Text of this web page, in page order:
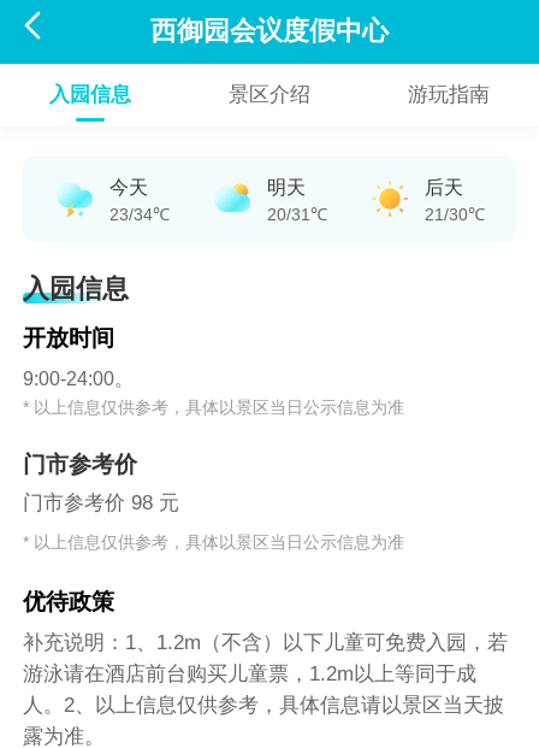
 西御园会议度假中心
入园信息 景区介绍 游玩指南
今天
23/34℃
明天
20/31℃
后天
21/30℃
入园信息
开放时间
9:00-24:00。
* 以上信息仅供参考，具体以景区当日公示信息为准
门市参考价
门市参考价 98 元
* 以上信息仅供参考，具体以景区当日公示信息为准
优待政策
补充说明：1、1.2m（不含）以下儿童可免费入园，若
游泳请在酒店前台购买儿童票，1.2m以上等同于成
人。2、以上信息仅供参考，具体信息请以景区当天披
露为准。